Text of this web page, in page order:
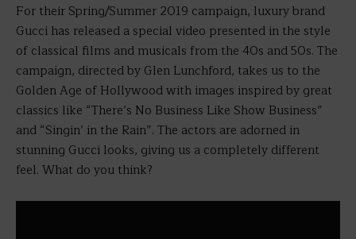
For their Spring/Summer 2019 campaign, luxury brand
Gucci has released a special video presented in the style
of classical films and musicals from the 40s and 50s. The
campaign, directed by Glen Lunchford, takes us to the
Golden Age of Hollywood with images inspired by great
classics like “There’s No Business Like Show Business”
and “Singin’ in the Rain”. The actors are adorned in
stunning Gucci looks, giving us a completely different
feel. What do you think?